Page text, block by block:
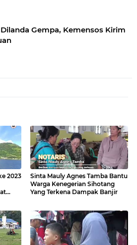
Gempa, Kemensos Kirim
2023
Sinta Mauly Agnes Tamba Bantu
Warga Kenegerian Sihotang
Yang Terkena Dampak Banjir